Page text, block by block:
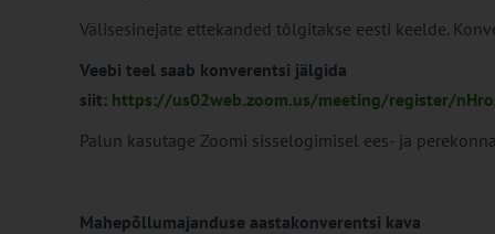
Välisesinejate ettekanded tõlgitakse eesti keelde.
Veebi teel saab konverentsi jälgida
siit: https://us02web.zoom.us/meeting/register/
Palun kasutage Zoomi sisselogimisel ees- ja
Mahepõllumajanduse aastakonverentsi kava